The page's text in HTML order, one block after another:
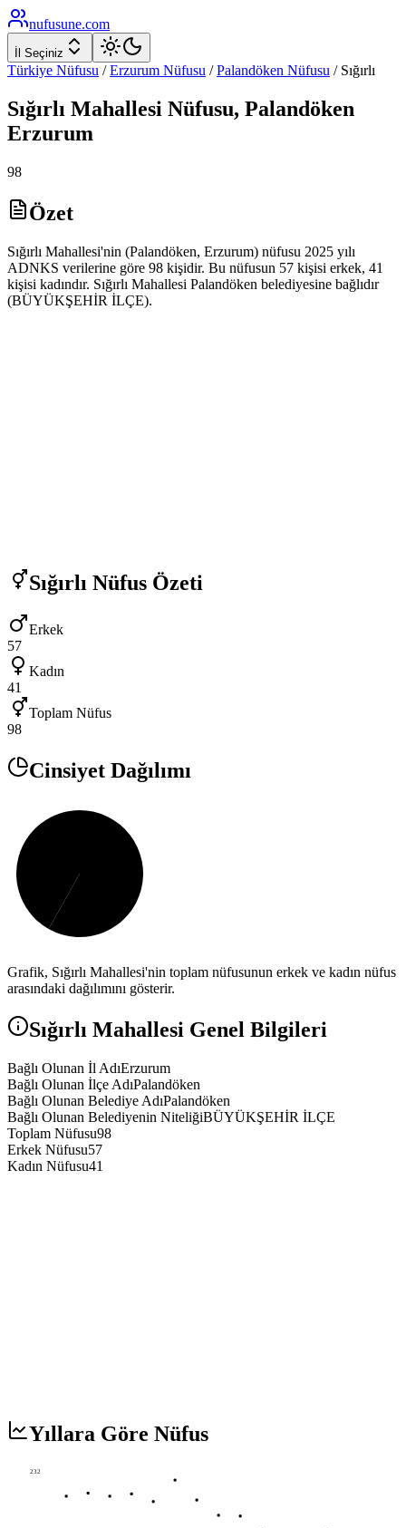
nufusune.com
İl Seçiniz
Türkiye Nüfusu / Erzurum Nüfusu / Palandöken Nüfusu / Sığırlı
Sığırlı Mahallesi Nüfusu, Palandöken
Erzurum
98
Özet
Sığırlı Mahallesi'nin (Palandöken, Erzurum) nüfusu 2025 yılı
ADNKS verilerine göre 98 kişidir. Bu nüfusun 57 kişisi erkek, 41
kişisi kadındır. Sığırlı Mahallesi Palandöken belediyesine bağlıdır
(BÜYÜKŞEHİR İLÇE).
Sığırlı Nüfus Özeti
Erkek
57
Kadın
41
Toplam Nüfus
98
Cinsiyet Dağılımı
Grafik, Sığırlı Mahallesi'nin toplam nüfusunun erkek ve kadın nüfus
arasındaki dağılımını gösterir.
Sığırlı Mahallesi Genel Bilgileri
Bağlı Olunan İl AdıErzurum
Bağlı Olunan İlçe AdıPalandöken
Bağlı Olunan Belediye AdıPalandöken
Bağlı Olunan Belediyenin NiteliğiBÜYÜKŞEHİR İLÇE
Toplam Nüfusu98
Erkek Nüfusu57
Kadın Nüfusu41
Yıllara Göre Nüfus
232